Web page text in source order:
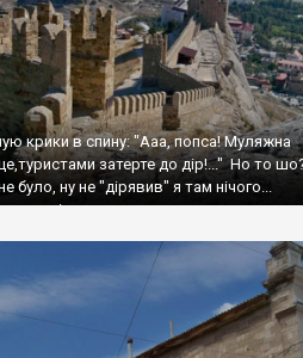
крики в спину: "Ааа, попса! Муляжна
затерте до дір!..." Но то
було, ну не "дірявив" я там нічого...
літа.